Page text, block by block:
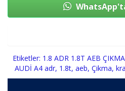
Etiketler: 1.8 ADR 1.8T AEB
AUDİ A4 adr, 1.8t, aeb, Çikma,